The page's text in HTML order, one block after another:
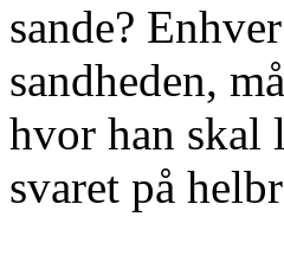
sande?
sandheden,
hvor han skal
svaret på